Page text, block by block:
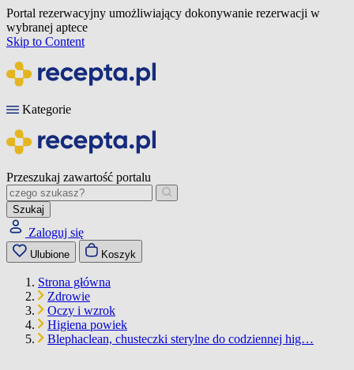
Portal rezerwacyjny umożliwiający dokonywanie rezerwacji w
wybranej aptece
Skip to Content
Kategorie
Przeszukaj zawartość portalu
Szukaj
Zaloguj się
Ulubione Koszyk
Strona główna
Zdrowie
Oczy i wzrok
Higiena powiek
Blephaclean, chusteczki sterylne do codziennej hig…